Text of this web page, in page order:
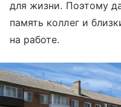
для жизни. Поэтому
память коллег и
на работе.